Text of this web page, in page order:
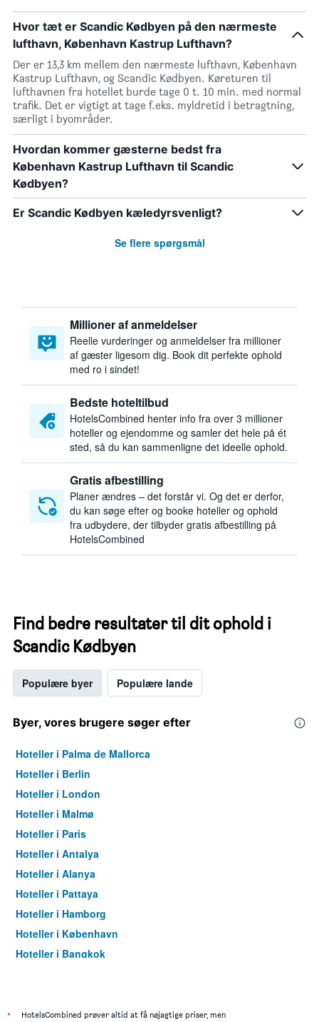
Hvor tæt er Scandic Kødbyen på den nærmeste
lufthavn, København Kastrup Lufthavn?
Der er 13,3 km mellem den nærmeste lufthavn, København
Kastrup Lufthavn, og Scandic Kødbyen. Køreturen til
lufthavnen fra hotellet burde tage 0 t. 10 min. med normal
trafik. Det er vigtigt at tage f.eks. myldretid i betragtning,
særligt i byområder.
Hvordan kommer gæsterne bedst fra
København Kastrup Lufthavn til Scandic
Kødbyen?
Er Scandic Kødbyen kæledyrsvenligt?
Se flere spørgsmål
Millioner af anmeldelser
Reelle vurderinger og anmeldelser fra millioner
af gæster ligesom dig. Book dit perfekte ophold
med ro i sindet!
Bedste hoteltilbud
HotelsCombined henter info fra over 3 millioner
hoteller og ejendomme og samler det hele på ét
sted, så du kan sammenligne det ideelle ophold.
Gratis afbestilling
Planer ændres – det forstår vi. Og det er derfor,
du kan søge efter og booke hoteller og ophold
fra udbydere, der tilbyder gratis afbestilling på
HotelsCombined
Find bedre resultater til dit ophold i
Scandic Kødbyen
Populære byer Populære lande
Byer, vores brugere søger efter
Hoteller i Palma de Mallorca
Hoteller i Berlin
Hoteller i London
Hoteller i Malmø
Hoteller i Paris
Hoteller i Antalya
Hoteller i Alanya
Hoteller i Pattaya
Hoteller i Hamborg
Hoteller i København
Hoteller i Bangkok
*
HotelsCombined prøver altid at få nøjagtige priser, men